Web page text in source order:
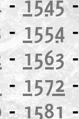
- 1554
-1563
-1572
-1581